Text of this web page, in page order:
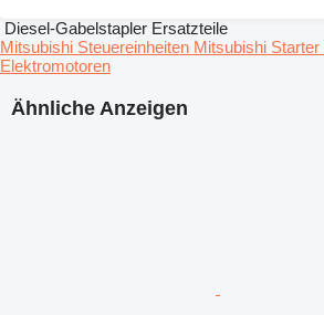
Ähnliche Anzeigen
Diesel-Gabelstapler Ersatzteile
Mitsubishi Steuereinheiten Mitsubishi Starter
Elektromotoren